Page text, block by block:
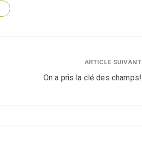
ARTICLE SUIVANT
On a pris la clé des champs!